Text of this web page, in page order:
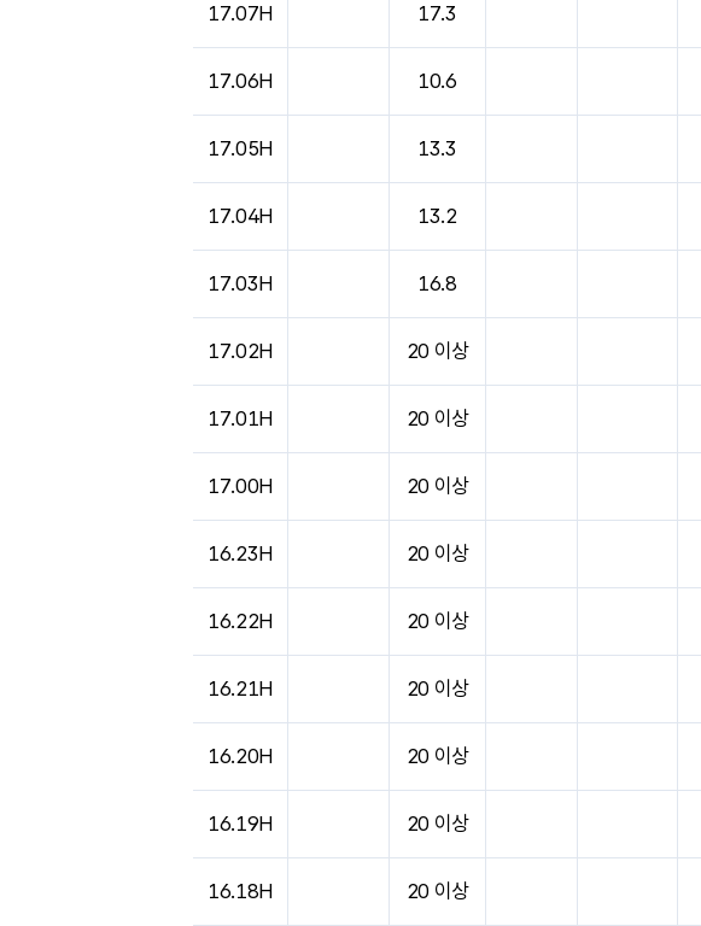
17.07H 17.3
17.06H 10.6
17.05H 13.3
17.04H 13.2
17.03H 16.8
17.02H 20 이상
17.01H 20 이상
17.00H 20 이상
16.23H 20 이상
16.22H 20 이상
16.21H 20 이상
16.20H 20 이상
16.19H 20 이상
16.18H 20 이상